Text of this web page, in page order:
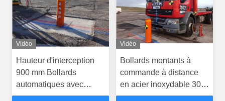
Vidéo
Hauteur d'interception
900 mm Bollards
automatiques avec
traitement anticorrosion
Vidéo
Bollards montants à
commande à distance
en acier inoxydable 304
pour des performances